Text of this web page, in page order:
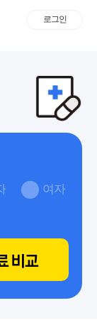
로그인
여자
비교